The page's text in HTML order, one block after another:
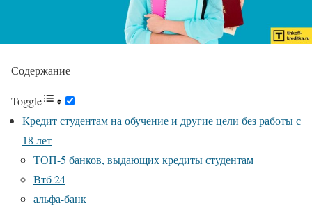
Содержание
Toggle
Кредит студентам на обучение и другие цели без работы с
18 лет
ТОП-5 банков, выдающих кредиты студентам
Втб 24
альфа-банк